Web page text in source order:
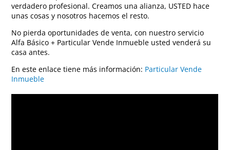
verdadero profesional. Creamos una alianza, USTED hace
unas cosas y nosotros hacemos el resto.
No pierda oportunidades de venta, con nuestro servicio
Alfa Básico + Particular Vende Inmueble usted venderá su
casa antes.
En este enlace tiene más información: Particular Vende
Inmueble